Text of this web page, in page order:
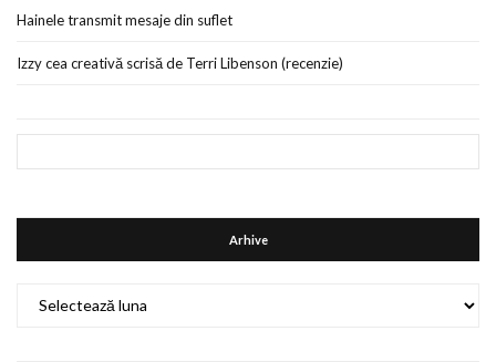
Hainele transmit mesaje din suflet
Izzy cea creativă scrisă de Terri Libenson (recenzie)
Arhive